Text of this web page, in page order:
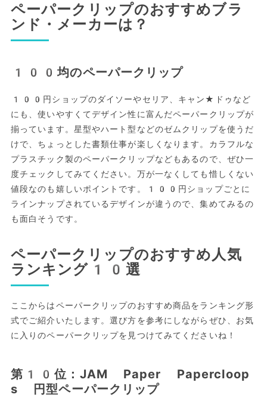
ペーパークリップのおすすめブラ
ンド・メーカーは？
100均のペーパークリップ
100円ショップのダイソーやセリア、キャン★ドゥなど
にも、使いやすくてデザイン性に富んだペーパークリップが
揃っています。星型やハート型などのゼムクリップを使うだ
けで、ちょっとした書類仕事が楽しくなります。カラフルな
プラスチック製のペーパークリップなどもあるので、ぜひ一
度チェックしてみてください。万が一なくしても惜しくない
値段なのも嬉しいポイントです。100円ショップごとに
ラインナップされているデザインが違うので、集めてみるの
も面白そうです。
ペーパークリップのおすすめ人気
ランキング10選
ここからはペーパークリップのおすすめ商品をランキング形
式でご紹介いたします。選び方を参考にしながらぜひ、お気
に入りのペーパークリップを見つけてみてくださいね！
第10位：JAM Paper Papercloop
s 円型ペーパークリップ